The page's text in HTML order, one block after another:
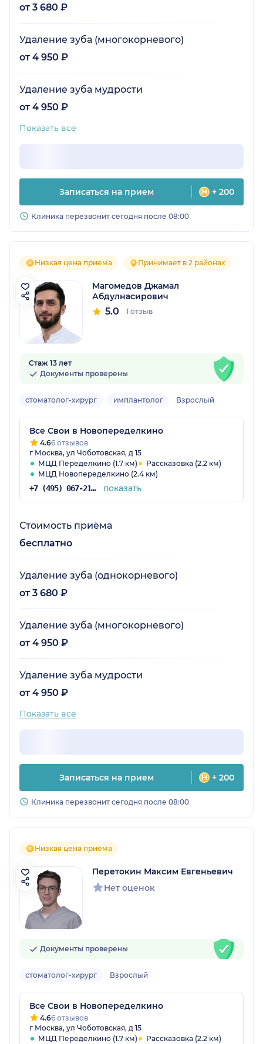
от 3 680 ₽
Удаление зуба (многокорневого)
от 4 950 ₽
Удаление зуба мудрости
от 4 950 ₽
Показать все
Записаться на прием + 200
Клиника перезвонит сегодня после 08:00
Низкая цена приёма Принимает в 2 районах
Магомедов Джамал
Абдулнасирович
5.0 1 отзыв
Стаж 13 лет
Документы проверены
стоматолог-хирург имплантолог Взрослый
Все Свои в Новопеределкино
4.66 отзывов
г Москва, ул Чоботовская, д 15
МЦД Переделкино (1.7 км)
Рассказовка (2.2 км)
МЦД Новопеределкино (2.4 км)
+7 (495) 067-21-25 показать
Стоимость приёма
бесплатно
Удаление зуба (однокорневого)
от 3 680 ₽
Удаление зуба (многокорневого)
от 4 950 ₽
Удаление зуба мудрости
от 4 950 ₽
Показать все
Записаться на прием + 200
Клиника перезвонит сегодня после 08:00
Низкая цена приёма
Перетокин Максим Евгеньевич
Нет оценок
Документы проверены
стоматолог-хирург Взрослый
Все Свои в Новопеределкино
4.66 отзывов
г Москва, ул Чоботовская, д 15
МЦД Переделкино (1.7 км)
Рассказовка (2.2 км)